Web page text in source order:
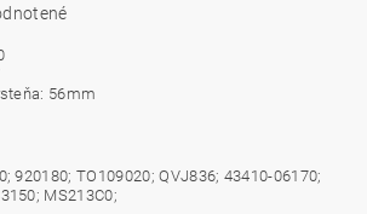
56mm
920180; TO109020; QVJ836; 43410-06170;
MS213C0;